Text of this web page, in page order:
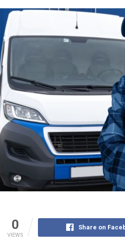
0
VIEWS
Share on